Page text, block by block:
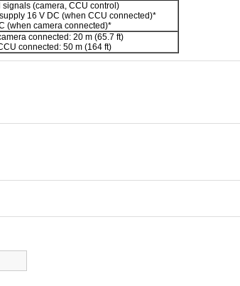
signals (camera, CCU control)
16 V DC (when CCU connected)*
(when camera connected)*
connected: 20 m (65.7 ft)
connected: 50 m (164 ft)